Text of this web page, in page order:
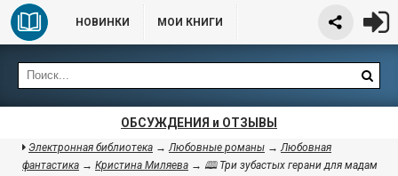
НОВИНКИ МОИ КНИГИ
ОБСУЖДЕНИЯ и ОТЗЫВЫ
Электронная библиотека →Любовные романы →Любовная
фантастика → Кристина Миляева → 🕮 Три зубастых герани для мадам